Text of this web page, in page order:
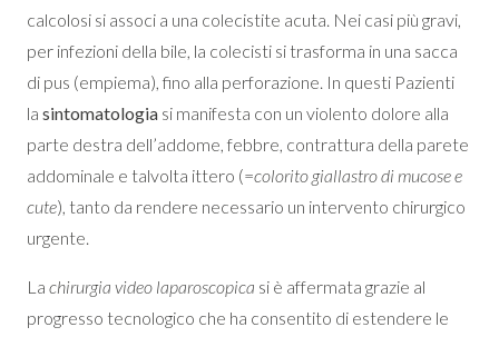
calcolosi si associ a una colecistite acuta. Nei casi più gravi,
per infezioni della bile, la colecisti si trasforma in una sacca
di pus (empiema), fino alla perforazione. In questi Pazienti
la sintomatologia si manifesta con un violento dolore alla
parte destra dell’addome, febbre, contrattura della parete
addominale e talvolta ittero (=colorito giallastro di mucose e
cute), tanto da rendere necessario un intervento chirurgico
urgente.
La chirurgia video laparoscopica si è affermata grazie al
progresso tecnologico che ha consentito di estendere le